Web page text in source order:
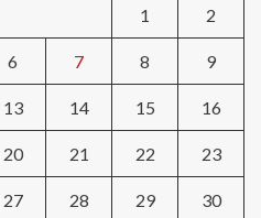
1 2
6 7 8 9
13 14 15 16
20 21 22 23
27 28 29 30